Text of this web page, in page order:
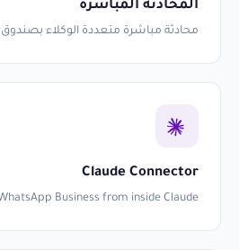
المحادثة المباشرة
محادثة مباشرة متعددة الوكلاء
Claude Connector
Business from inside Claude